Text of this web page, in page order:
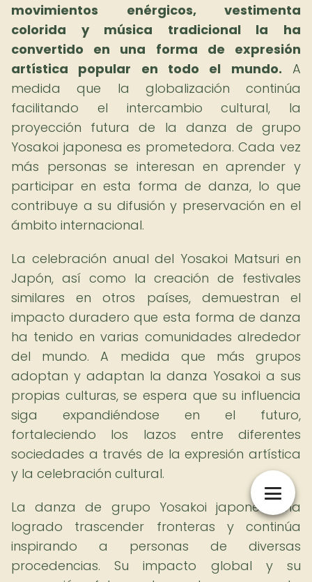
movimientos enérgicos, vestimenta
colorida y música tradicional la ha
convertido en una forma de expresión
artística popular en todo el mundo. A
medida que la globalización continúa
facilitando el intercambio cultural, la
proyección futura de la danza de grupo
Yosakoi japonesa es prometedora. Cada vez
más personas se interesan en aprender y
participar en esta forma de danza, lo que
contribuye a su difusión y preservación en el
ámbito internacional.
La celebración anual del Yosakoi Matsuri en
Japón, así como la creación de festivales
similares en otros países, demuestran el
impacto duradero que esta forma de danza
ha tenido en varias comunidades alrededor
del mundo. A medida que más grupos
adoptan y adaptan la danza Yosakoi a sus
propias culturas, se espera que su influencia
siga expandiéndose en el futuro,
fortaleciendo los lazos entre diferentes
sociedades a través de la expresión artística
y la celebración cultural.
La danza de grupo Yosakoi japonesa ha
logrado trascender fronteras y continúa
inspirando a personas de diversas
procedencias. Su impacto global y su